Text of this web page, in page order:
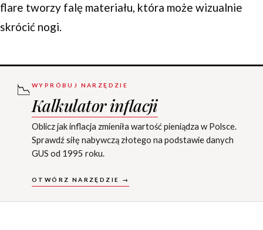
flare tworzy falę materiału, która może wizualnie
skrócić nogi.
📉 WYPRÓBUJ NARZĘDZIE
Kalkulator inflacji
Oblicz jak inflacja zmieniła wartość pieniądza w Polsce.
Sprawdź siłę nabywczą złotego na podstawie danych
GUS od 1995 roku.
OTWÓRZ NARZĘDZIE →